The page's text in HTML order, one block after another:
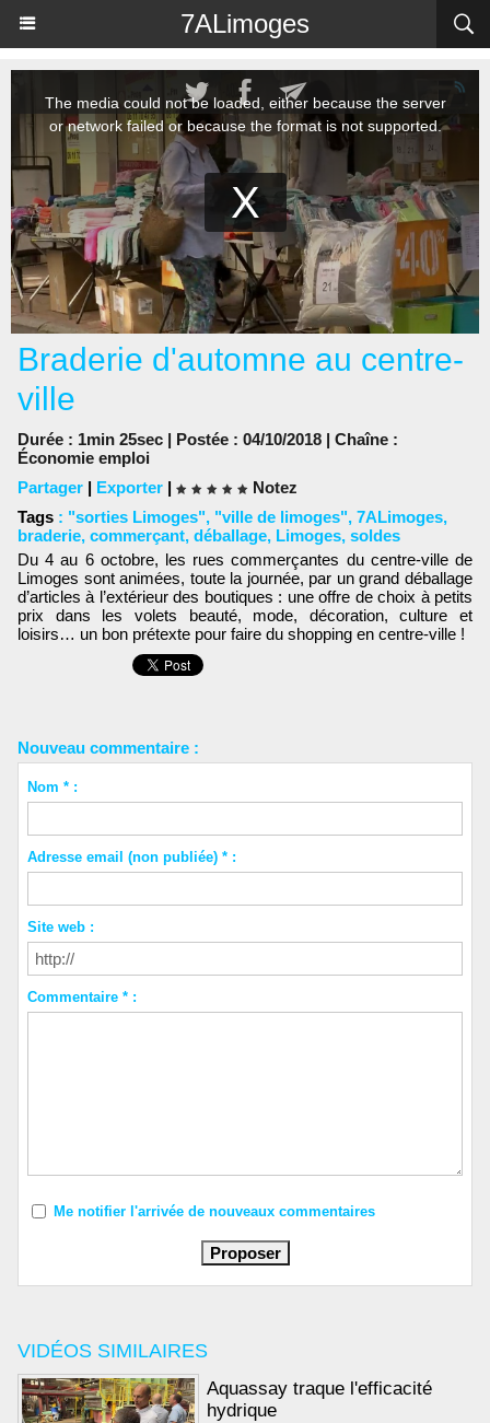
7ALimoges
VIDÉOS SIMILAIRES
Aquassay traque l'efficacité
hydrique
Braderie d'automne au centre-
ville
Durée : 1min 25sec | Postée : 04/10/2018 | Chaîne :
Économie emploi
Partager | Exporter |
Notez
Tags : "sorties Limoges", "ville de limoges", 7ALimoges,
braderie, commerçant, déballage, Limoges, soldes
Du 4 au 6 octobre, les rues commerçantes du centre-ville de
Limoges sont animées, toute la journée, par un grand déballage
d’articles à l’extérieur des boutiques : une offre de choix à petits
prix dans les volets beauté, mode, décoration, culture et
loisirs… un bon prétexte pour faire du shopping en centre-ville !
Nouveau commentaire :
Nom * :
Adresse email (non publiée) * :
Site web :
Commentaire * :
Me notifier l'arrivée de nouveaux commentaires